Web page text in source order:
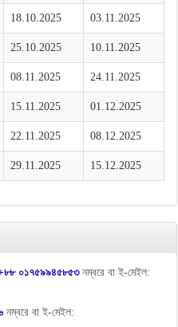
18.10.2025 03.11.2025
25.10.2025 10.11.2025
08.11.2025 24.11.2025
15.11.2025 01.12.2025
22.11.2025 08.12.2025
29.11.2025 15.12.2025
০১৭৫৯৯৪৫৮৫৩নম্বরে বা ই-মেইল:
নম্বরে বা ই-মেইল: